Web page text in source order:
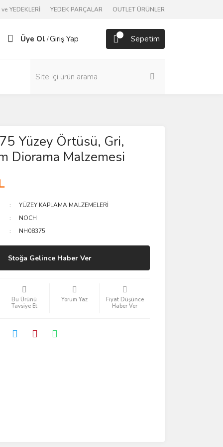
YEDEKLERİ YEDEK PARÇALAR OUTLET ÜRÜNLER
Üye Ol /Giriş Yap Sepetim
Yüzey Örtüsü, Gri,
Diorama Malzemesi
YÜZEY KAPLAMA MALZEMELERİ
NOCH
NH08375
Stoğa Gelince Haber Ver
Bu Ürünü
Tavsiye Et
Yorum Yaz
Fiyat Düşünce
Haber Ver